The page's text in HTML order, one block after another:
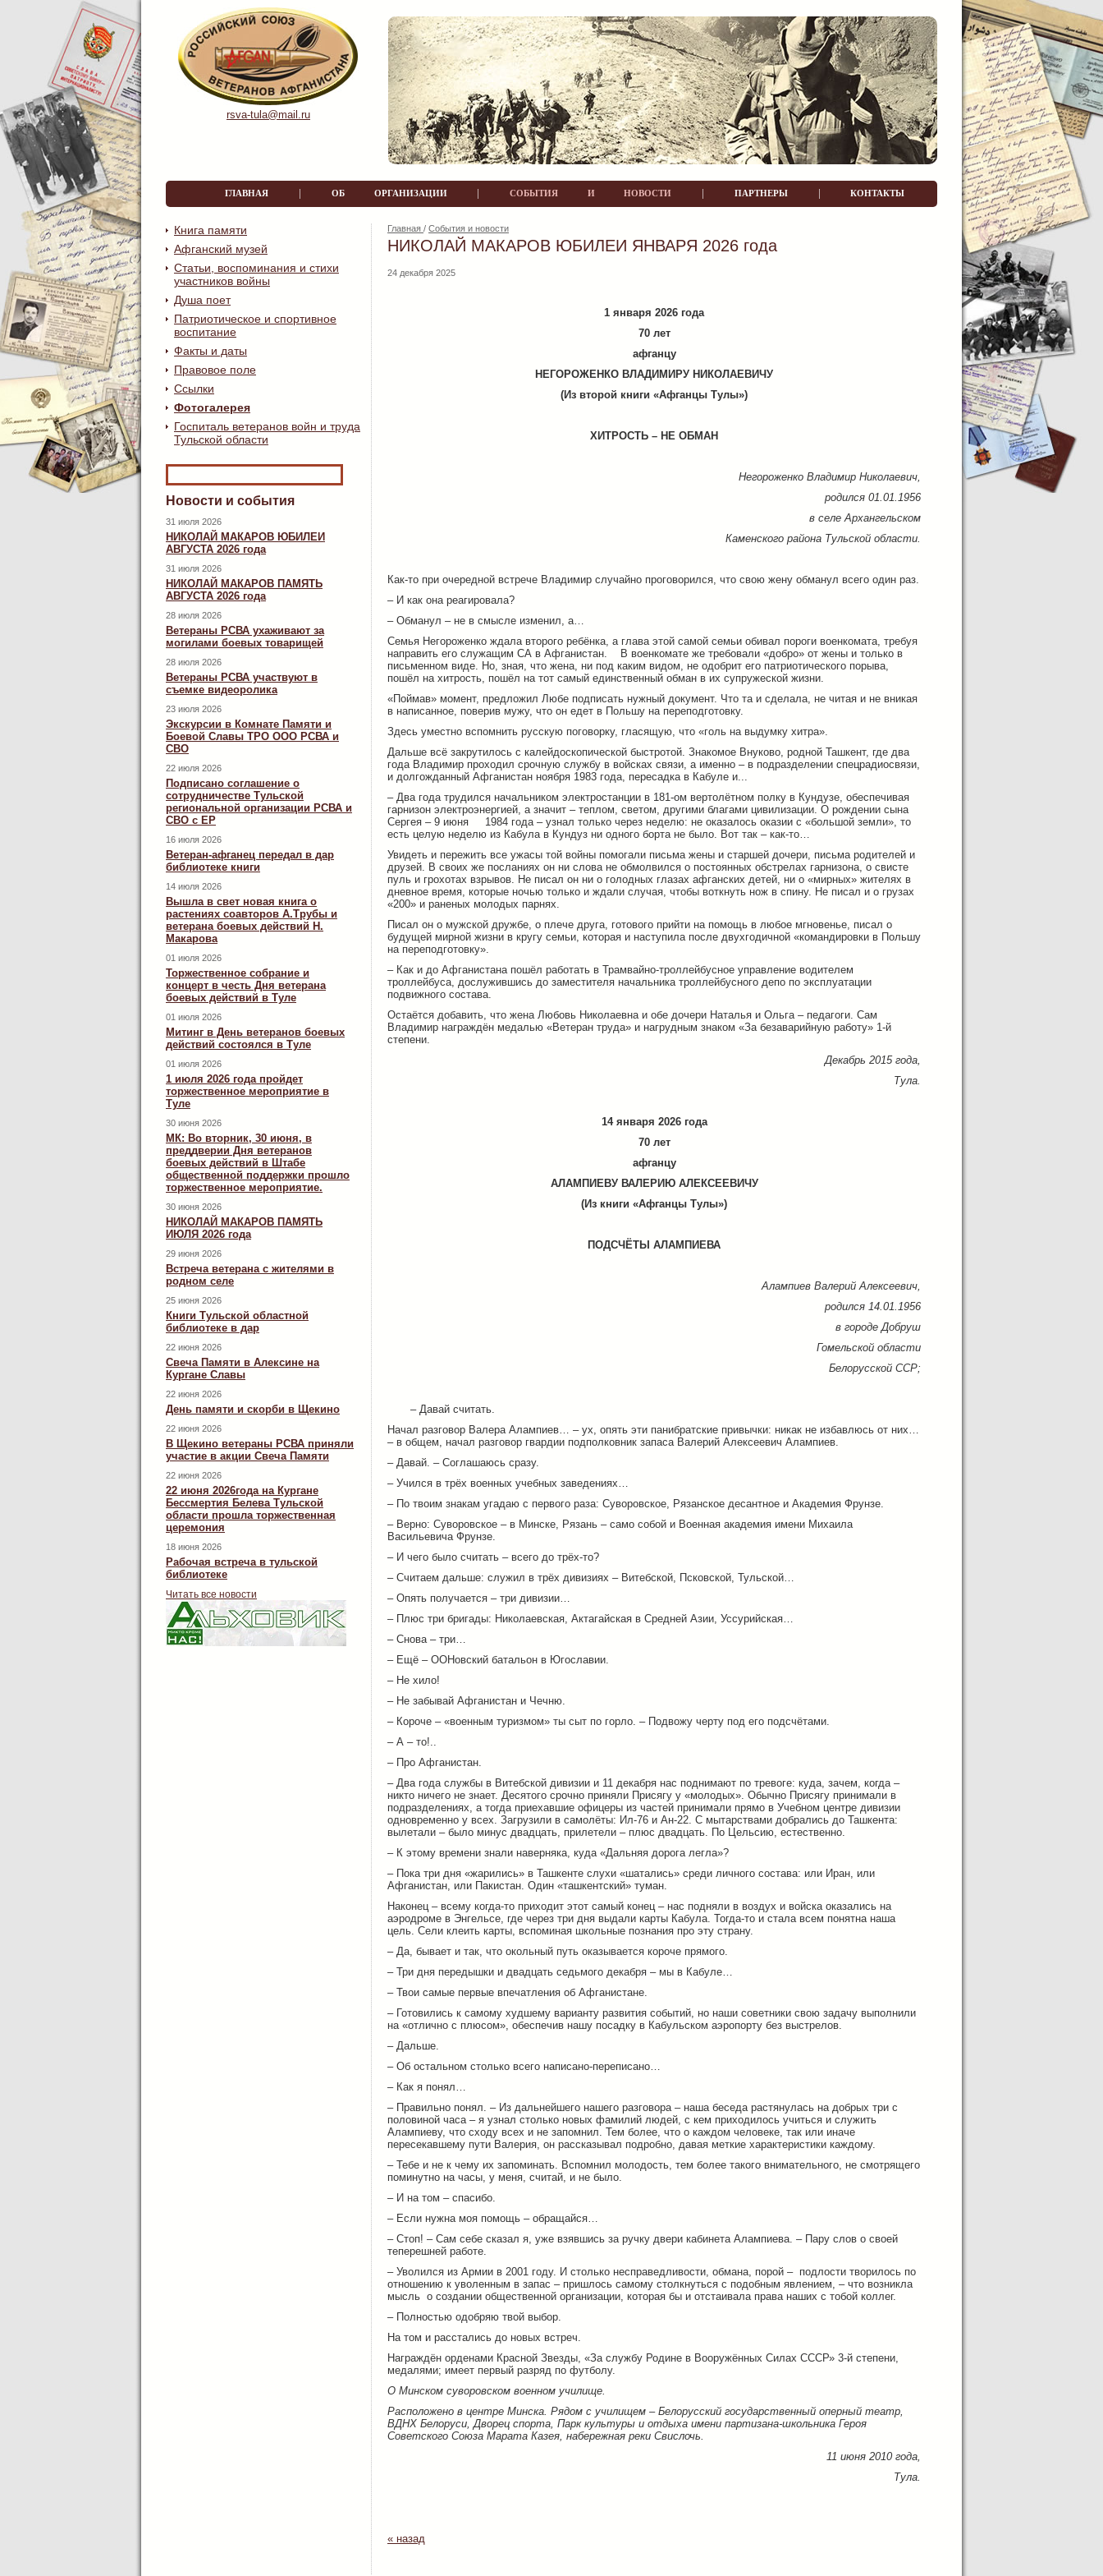
rsva-tula@mail.ru
ГЛАВНАЯ | ОБ ОРГАНИЗАЦИИ | СОБЫТИЯ И НОВОСТИ | ПАРТНЕРЫ | КОНТАКТЫ
Книга памяти
Афганский музей
Статьи, воспоминания и стихи
участников войны
Душа поет
Патриотическое и спортивное
воспитание
Факты и даты
Правовое поле
Ссылки
Фотогалерея
Госпиталь ветеранов войн и труда
Тульской области
Новости и события
31 июля 2026
НИКОЛАЙ МАКАРОВ ЮБИЛЕИ
АВГУСТА 2026 года
31 июля 2026
НИКОЛАЙ МАКАРОВ ПАМЯТЬ
АВГУСТА 2026 года
28 июля 2026
Ветераны РСВА ухаживают за
могилами боевых товарищей
28 июля 2026
Ветераны РСВА участвуют в
съемке видеоролика
23 июля 2026
Экскурсии в Комнате Памяти и
Боевой Славы ТРО ООО РСВА и
СВО
22 июля 2026
Подписано соглашение о
сотрудничестве Тульской
региональной организации РСВА и
СВО с ЕР
16 июля 2026
Ветеран-афганец передал в дар
библиотеке книги
14 июля 2026
Вышла в свет новая книга о
растениях соавторов А.Трубы и
ветерана боевых действий Н.
Макарова
01 июля 2026
Торжественное собрание и
концерт в честь Дня ветерана
боевых действий в Туле
01 июля 2026
Митинг в День ветеранов боевых
действий состоялся в Туле
01 июля 2026
1 июля 2026 года пройдет
торжественное мероприятие в
Туле
30 июня 2026
МК: Во вторник, 30 июня, в
преддверии Дня ветеранов
боевых действий в Штабе
общественной поддержки прошло
торжественное мероприятие.
30 июня 2026
НИКОЛАЙ МАКАРОВ ПАМЯТЬ
ИЮЛЯ 2026 года
29 июня 2026
Встреча ветерана с жителями в
родном селе
25 июня 2026
Книги Тульской областной
библиотеке в дар
22 июня 2026
Свеча Памяти в Алексине на
Кургане Славы
22 июня 2026
День памяти и скорби в Щекино
22 июня 2026
В Щекино ветераны РСВА приняли
участие в акции Свеча Памяти
22 июня 2026
22 июня 2026года на Кургане
Бессмертия Белева Тульской
области прошла торжественная
церемония
18 июня 2026
Рабочая встреча в тульской
библиотеке
Читать все новости
Главная / События и новости
НИКОЛАЙ МАКАРОВ ЮБИЛЕИ ЯНВАРЯ 2026 года
24 декабря 2025
1 января 2026 года
70 лет
афганцу
НЕГОРОЖЕНКО ВЛАДИМИРУ НИКОЛАЕВИЧУ
(Из второй книги «Афганцы Тулы»)
ХИТРОСТЬ – НЕ ОБМАН
Негороженко Владимир Николаевич,
родился 01.01.1956
в селе Архангельском
Каменского района Тульской области.
Как-то при очередной встрече Владимир случайно проговорился, что свою жену обманул всего один раз.
– И как она реагировала?
– Обманул – не в смысле изменил, а…
Семья Негороженко ждала второго ребёнка, а глава этой самой семьи обивал пороги военкомата, требуя
направить его служащим СА в Афганистан. В военкомате же требовали «добро» от жены и только в
письменном виде. Но, зная, что жена, ни под каким видом, не одобрит его патриотического порыва,
пошёл на хитрость, пошёл на тот самый единственный обман в их супружеской жизни.
«Поймав» момент, предложил Любе подписать нужный документ. Что та и сделала, не читая и не вникая
в написанное, поверив мужу, что он едет в Польшу на переподготовку.
Здесь уместно вспомнить русскую поговорку, гласящую, что «голь на выдумку хитра».
Дальше всё закрутилось с калейдоскопической быстротой. Знакомое Внуково, родной Ташкент, где два
года Владимир проходил срочную службу в войсках связи, а именно – в подразделении спецрадиосвязи,
и долгожданный Афганистан ноября 1983 года, пересадка в Кабуле и...
– Два года трудился начальником электростанции в 181-ом вертолётном полку в Кундузе, обеспечивая
гарнизон электроэнергией, а значит – теплом, светом, другими благами цивилизации. О рождении сына
Сергея – 9 июня 1984 года – узнал только через неделю: не оказалось оказии с «большой земли», то
есть целую неделю из Кабула в Кундуз ни одного борта не было. Вот так – как-то…
Увидеть и пережить все ужасы той войны помогали письма жены и старшей дочери, письма родителей и
друзей. В своих же посланиях он ни слова не обмолвился о постоянных обстрелах гарнизона, о свисте
пуль и грохотах взрывов. Не писал он ни о голодных глазах афганских детей, ни о «мирных» жителях в
дневное время, которые ночью только и ждали случая, чтобы воткнуть нож в спину. Не писал и о грузах
«200» и раненых молодых парнях.
Писал он о мужской дружбе, о плече друга, готового прийти на помощь в любое мгновенье, писал о
будущей мирной жизни в кругу семьи, которая и наступила после двухгодичной «командировки в Польшу
на переподготовку».
– Как и до Афганистана пошёл работать в Трамвайно-троллейбусное управление водителем
троллейбуса, дослужившись до заместителя начальника троллейбусного депо по эксплуатации
подвижного состава.
Остаётся добавить, что жена Любовь Николаевна и обе дочери Наталья и Ольга – педагоги. Сам
Владимир награждён медалью «Ветеран труда» и нагрудным знаком «За безаварийную работу» 1-й
степени.
Декабрь 2015 года,
Тула.
14 января 2026 года
70 лет
афганцу
АЛАМПИЕВУ ВАЛЕРИЮ АЛЕКСЕЕВИЧУ
(Из книги «Афганцы Тулы»)
ПОДСЧЁТЫ АЛАМПИЕВА
Алампиев Валерий Алексеевич,
родился 14.01.1956
в городе Добруш
Гомельской области
Белорусской ССР;
– Давай считать.
Начал разговор Валера Алампиев… – ух, опять эти панибратские привычки: никак не избавлюсь от них…
– в общем, начал разговор гвардии подполковник запаса Валерий Алексеевич Алампиев.
– Давай. – Соглашаюсь сразу.
– Учился в трёх военных учебных заведениях…
– По твоим знакам угадаю с первого раза: Суворовское, Рязанское десантное и Академия Фрунзе.
– Верно: Суворовское – в Минске, Рязань – само собой и Военная академия имени Михаила
Васильевича Фрунзе.
– И чего было считать – всего до трёх-то?
– Считаем дальше: служил в трёх дивизиях – Витебской, Псковской, Тульской…
– Опять получается – три дивизии…
– Плюс три бригады: Николаевская, Актагайская в Средней Азии, Уссурийская…
– Снова – три…
– Ещё – ООНовский батальон в Югославии.
– Не хило!
– Не забывай Афганистан и Чечню.
– Короче – «военным туризмом» ты сыт по горло. – Подвожу черту под его подсчётами.
– А – то!..
– Про Афганистан.
– Два года службы в Витебской дивизии и 11 декабря нас поднимают по тревоге: куда, зачем, когда –
никто ничего не знает. Десятого срочно приняли Присягу у «молодых». Обычно Присягу принимали в
подразделениях, а тогда приехавшие офицеры из частей принимали прямо в Учебном центре дивизии
одновременно у всех. Загрузили в самолёты: Ил-76 и Ан-22. С мытарствами добрались до Ташкента:
вылетали – было минус двадцать, прилетели – плюс двадцать. По Цельсию, естественно.
– К этому времени знали наверняка, куда «Дальняя дорога легла»?
– Пока три дня «жарились» в Ташкенте слухи «шатались» среди личного состава: или Иран, или
Афганистан, или Пакистан. Один «ташкентский» туман.
Наконец – всему когда-то приходит этот самый конец – нас подняли в воздух и войска оказались на
аэродроме в Энгельсе, где через три дня выдали карты Кабула. Тогда-то и стала всем понятна наша
цель. Сели клеить карты, вспоминая школьные познания про эту страну.
– Да, бывает и так, что окольный путь оказывается короче прямого.
– Три дня передышки и двадцать седьмого декабря – мы в Кабуле…
– Твои самые первые впечатления об Афганистане.
– Готовились к самому худшему варианту развития событий, но наши советники свою задачу выполнили
на «отлично с плюсом», обеспечив нашу посадку в Кабульском аэропорту без выстрелов.
– Дальше.
– Об остальном столько всего написано-переписано…
– Как я понял…
– Правильно понял. – Из дальнейшего нашего разговора – наша беседа растянулась на добрых три с
половиной часа – я узнал столько новых фамилий людей, с кем приходилось учиться и служить
Алампиеву, что сходу всех и не запомнил. Тем более, что о каждом человеке, так или иначе
пересекавшему пути Валерия, он рассказывал подробно, давая меткие характеристики каждому.
– Тебе и не к чему их запоминать. Вспомнил молодость, тем более такого внимательного, не смотрящего
поминутно на часы, у меня, считай, и не было.
– И на том – спасибо.
– Если нужна моя помощь – обращайся…
– Стоп! – Сам себе сказал я, уже взявшись за ручку двери кабинета Алампиева. – Пару слов о своей
теперешней работе.
– Уволился из Армии в 2001 году. И столько несправедливости, обмана, порой – подлости творилось по
отношению к уволенным в запас – пришлось самому столкнуться с подобным явлением, – что возникла
мысль о создании общественной организации, которая бы и отстаивала права наших с тобой коллег.
– Полностью одобряю твой выбор.
На том и расстались до новых встреч.
Награждён орденами Красной Звезды, «За службу Родине в Вооружённых Силах СССР» 3-й степени,
медалями; имеет первый разряд по футболу.
О Минском суворовском военном училище.
Расположено в центре Минска. Рядом с училищем – Белорусский государственный оперный театр,
ВДНХ Белоруси, Дворец спорта, Парк культуры и отдыха имени партизана-школьника Героя
Советского Союза Марата Казея, набережная реки Свислочь.
11 июня 2010 года,
Тула.
« назад